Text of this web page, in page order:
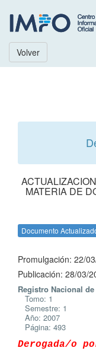
Volver
MATERIA DE
Documento
Promulgación: 22/
Publicación: 28/03/
Registro Nacional
Tomo: 1
Semestre: 1
Año: 2007
Página: 493
Derogada/o